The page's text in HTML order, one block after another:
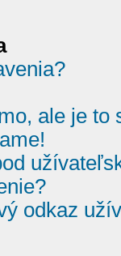
ale je to
odkaz